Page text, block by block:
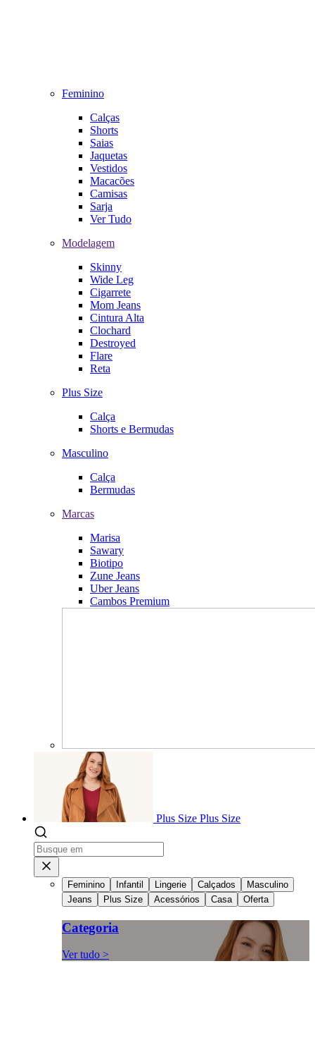
Feminino
Calças
Shorts
Saias
Jaquetas
Vestidos
Macacões
Camisas
Sarja
Ver Tudo
Modelagem
Skinny
Wide Leg
Cigarrete
Mom Jeans
Cintura Alta
Clochard
Destroyed
Flare
Reta
Plus Size
Calça
Shorts e Bermudas
Masculino
Calça
Bermudas
Marcas
Marisa
Sawary
Biotipo
Zune Jeans
Uber Jeans
Cambos Premium
Plus Size Plus Size
Feminino Infantil Lingerie Calçados
Masculino
Jeans
Plus Size Acessórios Casa Oferta
Categoria
Ver tudo >